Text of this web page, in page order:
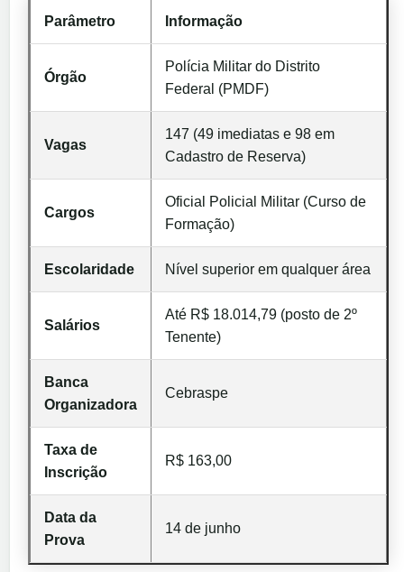
Parâmetro Informação
Órgão
Polícia Militar do Distrito
Federal (PMDF)
Vagas
147 (49 imediatas e 98 em
Cadastro de Reserva)
Cargos
Oficial Policial Militar (Curso de
Formação)
Escolaridade Nível superior em qualquer área
Salários
Até R$ 18.014,79 (posto de 2º
Tenente)
Banca
Organizadora
Cebraspe
Taxa de
Inscrição
R$ 163,00
Data da
Prova
14 de junho